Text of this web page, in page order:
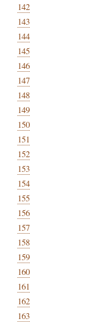
142
143
144
145
146
147
148
149
150
151
152
153
154
155
156
157
158
159
160
161
162
163